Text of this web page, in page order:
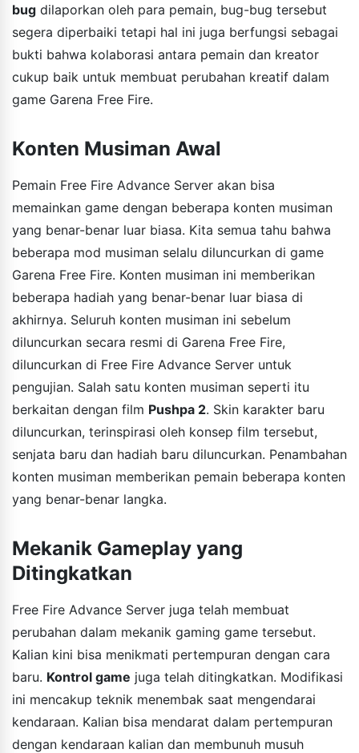
bug dilaporkan oleh para pemain, bug-bug tersebut
segera diperbaiki tetapi hal ini juga berfungsi sebagai
bukti bahwa kolaborasi antara pemain dan kreator
cukup baik untuk membuat perubahan kreatif dalam
game Garena Free Fire.
Konten Musiman Awal
Pemain Free Fire Advance Server akan bisa
memainkan game dengan beberapa konten musiman
yang benar-benar luar biasa. Kita semua tahu bahwa
beberapa mod musiman selalu diluncurkan di game
Garena Free Fire. Konten musiman ini memberikan
beberapa hadiah yang benar-benar luar biasa di
akhirnya. Seluruh konten musiman ini sebelum
diluncurkan secara resmi di Garena Free Fire,
diluncurkan di Free Fire Advance Server untuk
pengujian. Salah satu konten musiman seperti itu
berkaitan dengan film Pushpa 2. Skin karakter baru
diluncurkan, terinspirasi oleh konsep film tersebut,
senjata baru dan hadiah baru diluncurkan. Penambahan
konten musiman memberikan pemain beberapa konten
yang benar-benar langka.
Mekanik Gameplay yang
Ditingkatkan
Free Fire Advance Server juga telah membuat
perubahan dalam mekanik gaming game tersebut.
Kalian kini bisa menikmati pertempuran dengan cara
baru. Kontrol game juga telah ditingkatkan. Modifikasi
ini mencakup teknik menembak saat mengendarai
kendaraan. Kalian bisa mendarat dalam pertempuran
dengan kendaraan kalian dan membunuh musuh